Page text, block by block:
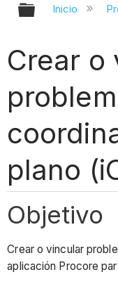
Inicio
Crear o
plano
Objetivo
Crear o vincular
aplicación Procore